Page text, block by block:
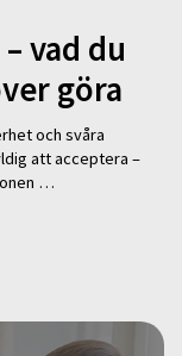
vad du
göra
och svåra
att acceptera –
…